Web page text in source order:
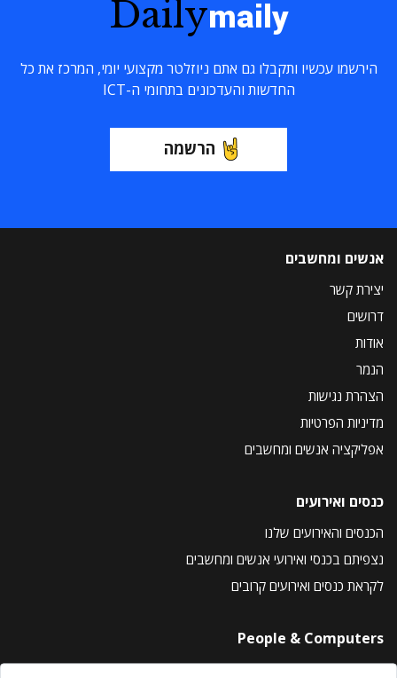
Dailymaily
הירשמו עכשיו ותקבלו גם אתם ניוזלטר מקצועי יומי, המרכז את כל
החדשות והעדכונים בתחומי ה-ICT
הרשמה
אנשים ומחשבים
יצירת קשר
דרושים
אודות
הנמר
הצהרת נגישות
מדיניות הפרטיות
אפליקציה אנשים ומחשבים
כנסים ואירועים
הכנסים והאירועים שלנו
נצפיתם בכנסי ואירועי אנשים ומחשבים
לקראת כנסים ואירועים קרובים
People & Computers
About Us